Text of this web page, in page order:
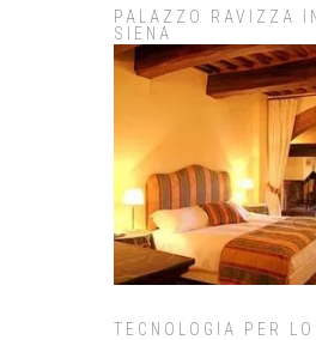
PALAZZO RAVIZZA
SIENA
TECNOLOGIA PER